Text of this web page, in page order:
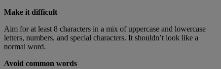
Make it difficult
Aim for at least 8 characters in a mix of uppercase and lowercase
letters, numbers, and special characters. It shouldn’t look like a
normal word.
Avoid common words